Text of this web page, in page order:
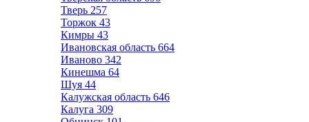
Тверь 257
Торжок 43
Кимры 43
Ивановская область 664
Иваново 342
Кинешма 64
Шуя 44
Калужская область 646
Калуга 309